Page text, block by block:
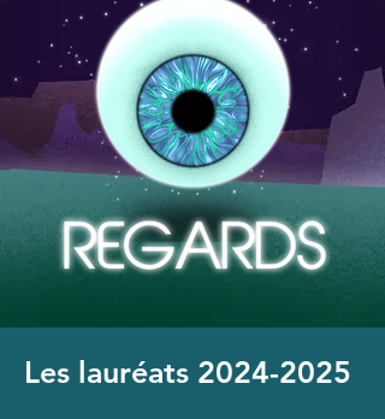
Les lauréats 2024-2025